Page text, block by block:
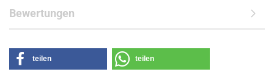
Bewertungen
teilen teilen